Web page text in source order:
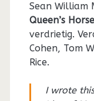
Sean William
Queen’s
verdrietig.
Cohen, Tom
Rice.
I wrote